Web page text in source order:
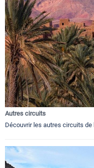
Autres circuits
Découvrir les autres circuits de